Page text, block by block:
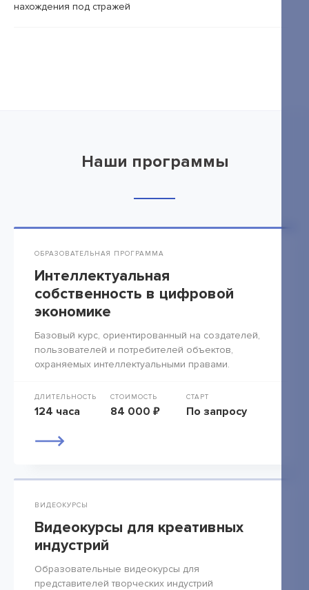
нахождения под стражей
Наши программы
ОБРАЗОВАТЕЛЬНАЯ ПРОГРАММА
Интеллектуальная
собственность в цифровой
экономике
Базовый курс, ориентированный на создателей,
пользователей и потребителей объектов,
охраняемых интеллектуальными правами.
ДЛИТЕЛЬНОСТЬ
124 часа
СТОИМОСТЬ
84 000 ₽
СТАРТ
По запросу
ВИДЕОКУРСЫ
Видеокурсы для креативных
индустрий
Образовательные видеокурсы для
представителей творческих индустрий